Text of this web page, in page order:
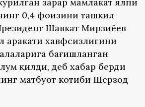
0,4 фоизини ташкил
Шавкат Мирзиёев
ҳаракати хавфсизлигини
бағишланган
қилди, деб хабар берди
матбуот котиби Шерзод